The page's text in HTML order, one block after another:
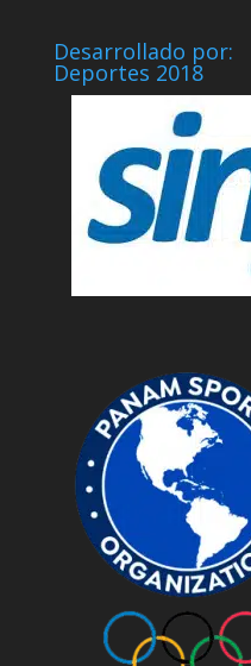
Desarrollado
Deportes 2018